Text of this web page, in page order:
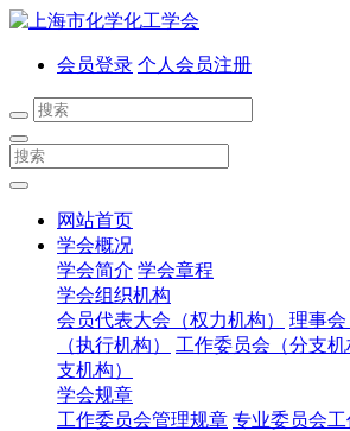
会员登录 个人会员注册
网站首页
学会概况
学会简介 学会章程
学会组织机构
会员代表大会（权力机构）
理事会
（执行机构）
工作委员会（分支机
支机构）
学会规章
工作委员会管理规章 专业委员会